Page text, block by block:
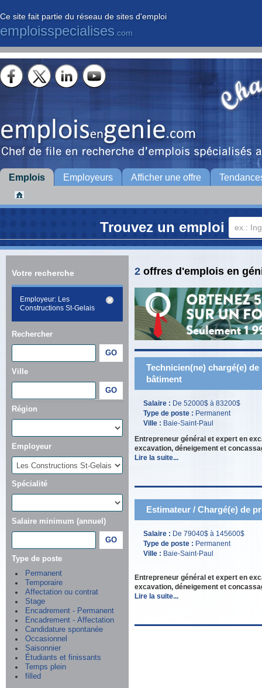
Ce site fait partie du réseau de sites d'emploi
emploisspecialises .com
Emplois Employeurs Afficher une offre
Trouvez un emploi
Votre recherche
Employeur: Les
Constructions St-Gelais
Rechercher
Ville
Région
Employeur
Spécialité
Salaire minimum (annuel)
Type de poste
Permanent
Temporaire
Affectation ou contrat
Stage
Encadrement - Permanent
Encadrement - Affectation
Candidature spontanée
Occasionnel
Saisonnier
Étudiants et finissants
Temps plein
filled
2 offres d'emplois en
Technicien(ne) chargé(e)
bâtiment
Salaire : De 52000$ à 83200$
Type de poste : Permanent
Ville : Baie-Saint-Paul
Entrepreneur général et expert en
excavation, déneigement et
Lire la suite...
Estimateur / Chargé(e) de
Salaire : De 79040$ à 145600$
Type de poste : Permanent
Ville : Baie-Saint-Paul
Entrepreneur général et expert en
excavation, déneigement et
Lire la suite...